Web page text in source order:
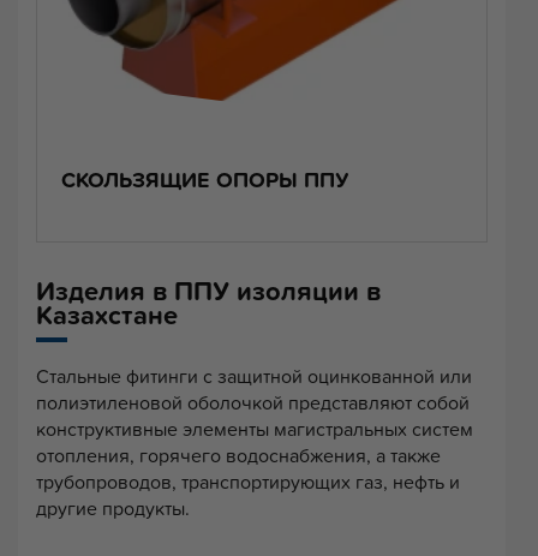
СКОЛЬЗЯЩИЕ ОПОРЫ ППУ
Изделия в ППУ изоляции в
Казахстане
Стальные фитинги с защитной оцинкованной или
полиэтиленовой оболочкой представляют собой
конструктивные элементы магистральных систем
отопления, горячего водоснабжения, а также
трубопроводов, транспортирующих газ, нефть и
другие продукты.